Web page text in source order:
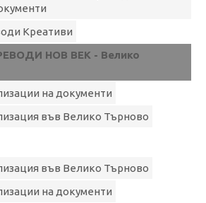
Креативи
НОВ ВЕК - Велико
на документи
във Велико Търново
във Велико Търново
на документи